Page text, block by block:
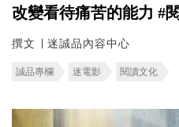
改變看待痛苦的能力 #
撰文 ∣ 迷誠品內容中心
誠品專欄 迷電影 閱讀文化